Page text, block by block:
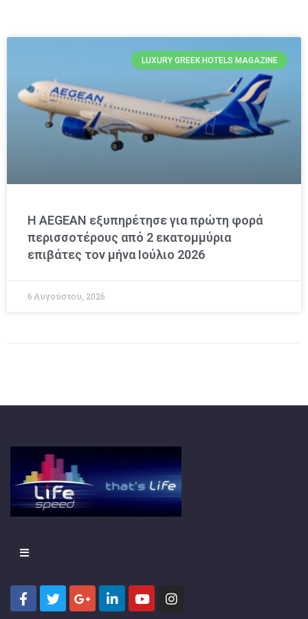
LUXURY GREEK HOTELS MAGAZINE
Η AEGEAN εξυπηρέτησε για πρώτη φορά
περισσοτέρους από 2 εκατομμύρια
επιβάτες τον μήνα Ιούλιο 2026
6 Αυγούστου, 2026